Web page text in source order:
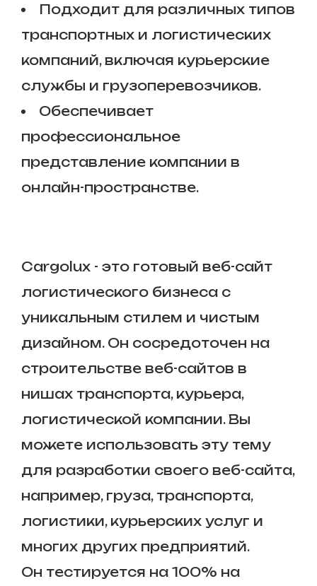
Подходит для различных типов
транспортных и логистических
компаний, включая курьерские
службы и грузоперевозчиков.
Обеспечивает
профессиональное
представление компании в
онлайн-пространстве.
Cargolux - это готовый веб-сайт
логистического бизнеса с
уникальным стилем и чистым
дизайном. Он сосредоточен на
строительстве веб-сайтов в
нишах транспорта, курьера,
логистической компании. Вы
можете использовать эту тему
для разработки своего веб-сайта,
например, груза, транспорта,
логистики, курьерских услуг и
многих других предприятий.
Он тестируется на 100% на